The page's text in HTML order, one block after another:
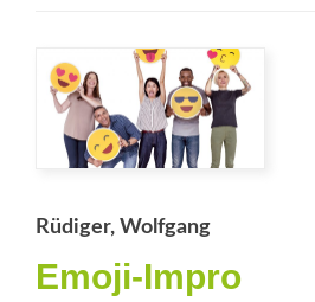
viel
besser,
den
eigenen
Willen
des
Rüdiger, Wolfgang
Emoji-Impro